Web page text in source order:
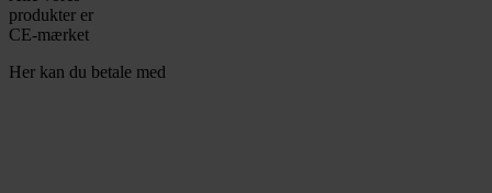
produkter er
CE-mærket
Her kan du betale med